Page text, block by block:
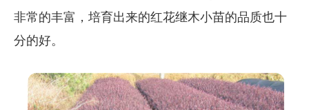
非常的丰富，培育出来的红花继木小苗的品质也十
分的好。